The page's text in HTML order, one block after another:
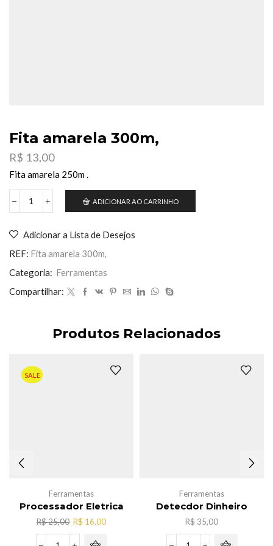
Fita amarela 300m,
R$ 13,00
Fita amarela 250m .
Fita
quantidade
ADICIONAR AO CARRINHO
Adicionar a Lista de Desejos
REF: Fita amarela 300m,
Categoria: Ferramentas
Compartilhar:
Produtos Relacionados
SALE
Ferramentas
Processador Eletrica
R$25,00 O
preço
R$ 16,00O
Ferramentas
Detecdor Dinheiro
R$ 35,00